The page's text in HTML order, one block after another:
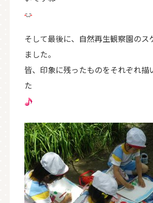
そして最後に、自然再生観察園のス
ました。
皆、印象に残ったものをそれぞれ描
た